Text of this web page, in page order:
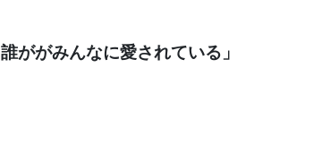
誰ががみんなに愛されている」